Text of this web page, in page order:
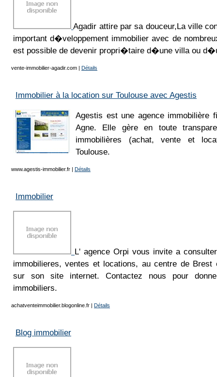
Agadir attire par sa douceur,La ville
important d�veloppement immobilier avec de
est possible de devenir propri�taire d�une villa ou
vente-immobilier-agadir.com | Détails
Immobilier à la location sur Toulouse avec Agestis
Agestis est une agence immobilière
Agne. Elle gère en toute
immobilières (achat, vente et
Toulouse.
www.agestis-immobilier.fr | Détails
Immobilier
L' agence Orpi vous invite a
immobilieres, ventes et locations, au centre de Brest
sur son site internet. Contactez nous pour
immobiliers.
achatventeimmobilier.blogonline.fr | Détails
Blog immobilier